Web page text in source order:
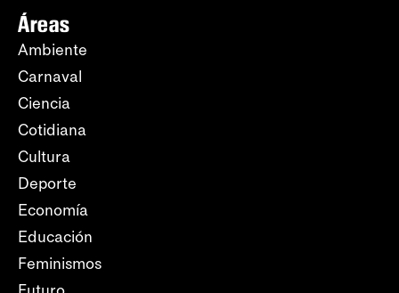
Áreas
Ambiente
Carnaval
Ciencia
Cotidiana
Cultura
Deporte
Economía
Educación
Feminismos